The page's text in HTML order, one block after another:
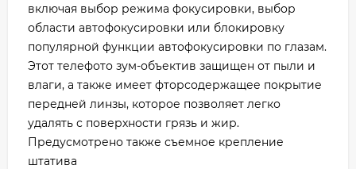
включая выбор режима фокусировки, выбор
области автофокусировки или блокировку
популярной функции автофокусировки по глазам.
Этот телефото зум-объектив защищен от пыли и
влаги, а также имеет фторсодержащее покрытие
передней линзы, которое позволяет легко
удалять с поверхности грязь и жир.
Предусмотрено также съемное крепление
штатива